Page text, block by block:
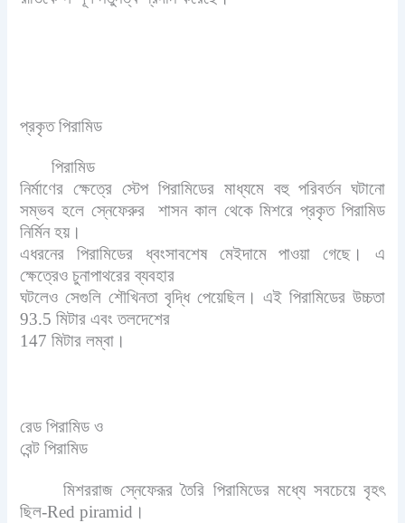
প্রকৃত পিরামিড
পিরামিড
নির্মাণের ক্ষেত্রে স্টেপ পিরামিডের মাধ্যমে বহু পরিবর্তন ঘটানো
সম্ভব হলে স্নেফেরুর শাসন কাল থেকে মিশরে প্রকৃত পিরামিড
নির্মিন হয়।
এধরনের পিরামিডের ধ্বংসাবশেষ মেইদামে পাওয়া গেছে। এ
ক্ষেত্রেও চুনাপাথরের ব্যবহার
ঘটলেও সেগুলি শৌখিনতা বৃদ্ধি পেয়েছিল। এই পিরামিডের উচ্চতা
93.5 মিটার এবং তলদেশের
147 মিটার লম্বা।
রেড পিরামিড ও
বেন্ট পিরামিড
মিশররাজ স্নেফেরূর তৈরি পিরামিডের মধ্যে সবচেয়ে বৃহৎ
ছিল-Red piramid।